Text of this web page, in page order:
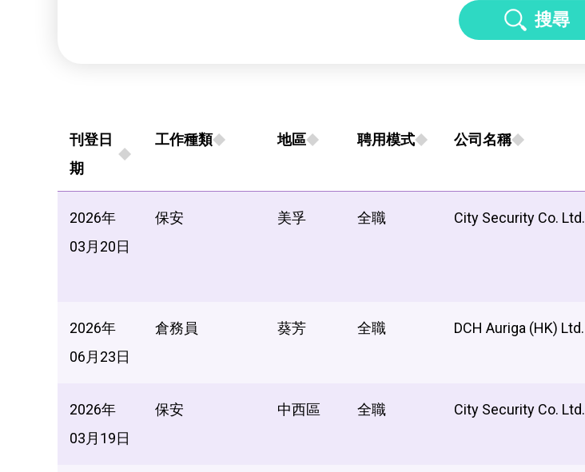
搜尋
刊登日
期
工作種類 地區 聘用模式 公司名稱
2026年
03月20日
保安 美孚 全職 City Security Co. Ltd.
2026年
06月23日
倉務員 葵芳 全職 DCH Auriga (HK) Ltd.
2026年
03月19日
保安 中西區 全職 City Security Co. Ltd.